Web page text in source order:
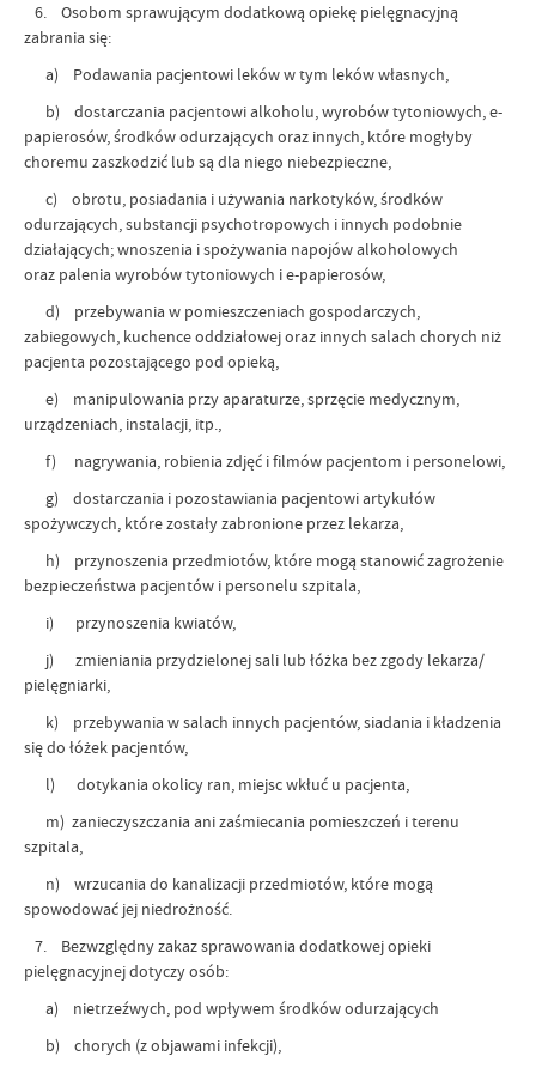
6. Osobom sprawującym dodatkową opiekę pielęgnacyjną
zabrania się:
a) Podawania pacjentowi leków w tym leków własnych,
b) dostarczania pacjentowi alkoholu, wyrobów tytoniowych, e-
papierosów, środków odurzających oraz innych, które mogłyby
choremu zaszkodzić lub są dla niego niebezpieczne,
c) obrotu, posiadania i używania narkotyków, środków
odurzających, substancji psychotropowych i innych podobnie
działających; wnoszenia i spożywania napojów alkoholowych
oraz palenia wyrobów tytoniowych i e-papierosów,
d) przebywania w pomieszczeniach gospodarczych,
zabiegowych, kuchence oddziałowej oraz innych salach chorych niż
pacjenta pozostającego pod opieką,
e) manipulowania przy aparaturze, sprzęcie medycznym,
urządzeniach, instalacji, itp.,
f) nagrywania, robienia zdjęć i filmów pacjentom i personelowi,
g) dostarczania i pozostawiania pacjentowi artykułów
spożywczych, które zostały zabronione przez lekarza,
h) przynoszenia przedmiotów, które mogą stanowić zagrożenie
bezpieczeństwa pacjentów i personelu szpitala,
i) przynoszenia kwiatów,
j) zmieniania przydzielonej sali lub łóżka bez zgody lekarza/
pielęgniarki,
k) przebywania w salach innych pacjentów, siadania i kładzenia
się do łóżek pacjentów,
l) dotykania okolicy ran, miejsc wkłuć u pacjenta,
m) zanieczyszczania ani zaśmiecania pomieszczeń i terenu
szpitala,
n) wrzucania do kanalizacji przedmiotów, które mogą
spowodować jej niedrożność.
7. Bezwzględny zakaz sprawowania dodatkowej opieki
pielęgnacyjnej dotyczy osób:
a) nietrzeźwych, pod wpływem środków odurzających
b) chorych (z objawami infekcji),